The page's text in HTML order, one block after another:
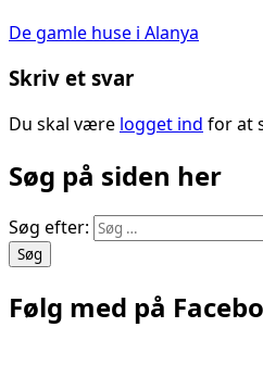
De gamle huse i Alanya
Skriv et svar
Du skal være logget ind for at
Søg på siden her
Søg efter:
Følg med på